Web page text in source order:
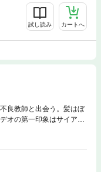
試し読み カートへ
良教師と出会う。髪はぼ
オの第一印象はサイア
でもあるリカコの厳命
と一つ屋根の下？ヒミツ